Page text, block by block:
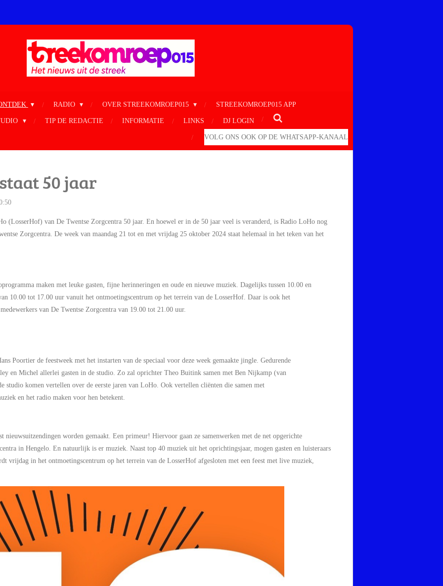
RADIO OVER STREEKOMROEP015 STREEKOMROEP015 APP
TIP DE REDACTIE INFORMATIE LINKS DJ LOGIN
VOLG ONS OOK OP DE WHATSAPP-KANAAL
50 jaar
o (LosserHof) van De Twentse Zorgcentra 50 jaar. En hoewel er in de 50 jaar veel is veranderd is Radio LoHo nog
Zorgcentra. De week van maandag 21 tot en met vrijdag 25 oktober 2024 staat helemaal in het teken van het
maken met leuke gasten, fijne herinneringen en oude en nieuwe muziek. Dagelijks tussen 10.00 en
10 .00 tot 1 7 .00 uur vanuit het ontmoetingscentrum op het terrein van de LosserHof Daar is ook het
van De Twentse Zorgcentra van 19.00 tot 21.00 uur.
Poortier de feestweek met het instarten van de speciaal voor deze week gemaakte jingle Gedurende
en Michel allerlei gasten in de studio. Zo zal oprichter Theo Buitink samen met Ben Nijkamp (van
studio komen vertellen over de eerste jaren van LoHo Ook vertellen cliënten die samen met
en het radio maken voor hen betekent
nieuwsuitzendingen worden gemaakt. Een primeur! Hiervoor gaan ze samenwerken met de net opgerichte
in Hengelo. En natuurlijk is er muziek. Naast top 40 muziek uit het oprichtingsjaar, mogen gasten en luisteraars
vrijdag in het ontmoetingscentrum op het terrein van de LosserHof afgesloten met een feest met live muziek